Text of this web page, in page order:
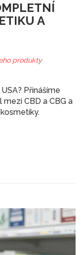
A
produkty
Přinášíme
CBD a CBG a